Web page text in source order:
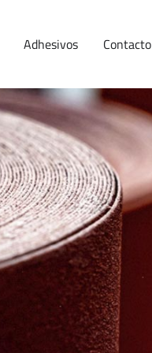
Adhesivos Contacto